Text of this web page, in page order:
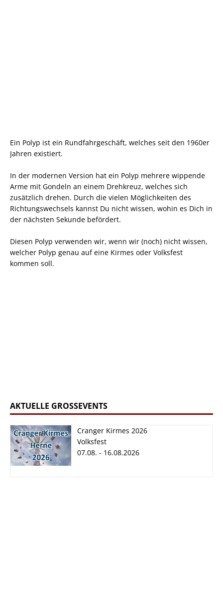
Ein Polyp ist ein Rundfahrgeschäft, welches seit den 1960er
Jahren existiert.
In der modernen Version hat ein Polyp mehrere wippende
Arme mit Gondeln an einem Drehkreuz, welches sich
zusätzlich drehen. Durch die vielen Möglichkeiten des
Richtungswechsels kannst Du nicht wissen, wohin es Dich in
der nächsten Sekunde befördert.
Diesen Polyp verwenden wir, wenn wir (noch) nicht wissen,
welcher Polyp genau auf eine Kirmes oder Volksfest
kommen soll.
AKTUELLE GROSSEVENTS
Cranger Kirmes 2026
Volksfest
07.08. - 16.08.2026